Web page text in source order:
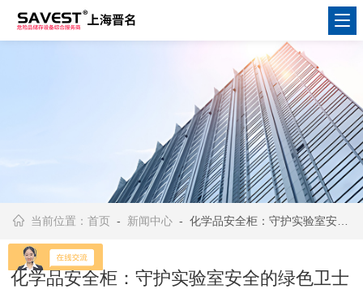
当前位置：首页 - 新闻中心 - 化学品安全柜：守护实验室安全的绿色卫士
化学品安全柜：守护实验室安全的绿色卫士